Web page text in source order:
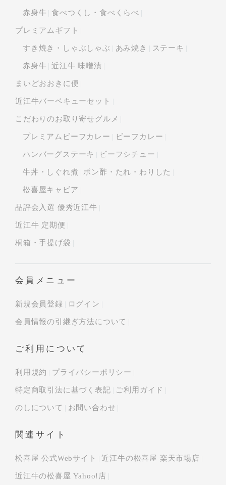
赤身牛 食べつくし・食べくらべ
プレミアムギフト
すき焼き・しゃぶしゃぶ あみ焼き ステーキ
赤身牛 近江牛 味噌漬
まいどおおきに便
近江牛バーベキューセット
こだわりのお取り寄せグルメ
プレミアムビーフカレー ビーフカレー
ハンバーグステーキ ビーフシチュー
牛丼・しぐれ煮 ポン酢・たれ・わりした
松喜屋キャビア
品評会入選 優秀近江牛
近江牛 定期便
桐箱・手提げ袋
会員メニュー
新規会員登録 ログイン
会員情報の引継ぎ方法について
ご利用について
利用規約 プライバシーポリシー
特定商取引法に基づく表記 ご利用ガイド
のしについて お問い合わせ
関連サイト
松喜屋 公式Webサイト 近江牛の松喜屋 楽天市場店
近江牛の松喜屋 Yahoo!店